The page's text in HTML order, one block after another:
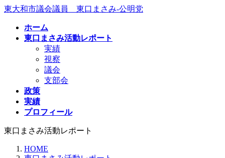
コ
ナ
東大和市議会議員 東口まさみ-公明党
ホーム
東口まさみ活動レポート
実績
視察
議会
支部会
政策
実績
プロフィール
東口まさみ活動レポート
HOME